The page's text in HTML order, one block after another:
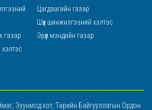
Цагдаагийн газар
Шүүх шинжилгээний хэлтэс
газар
Эрүүл мэндийн газар
хэлтэс
Зуунмод хот, Төрийн Байгууллагын Ордон